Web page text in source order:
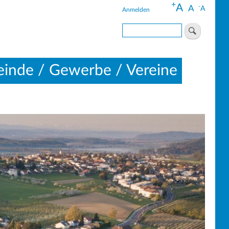
-A
A
+A
Anmelden
Suche
/ Gewerbe / Vereine